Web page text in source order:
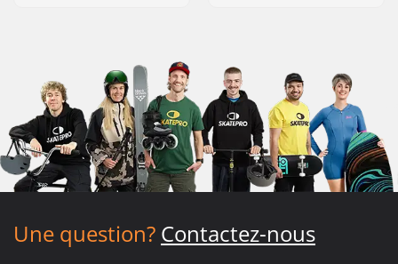
Une question? Contactez-nous